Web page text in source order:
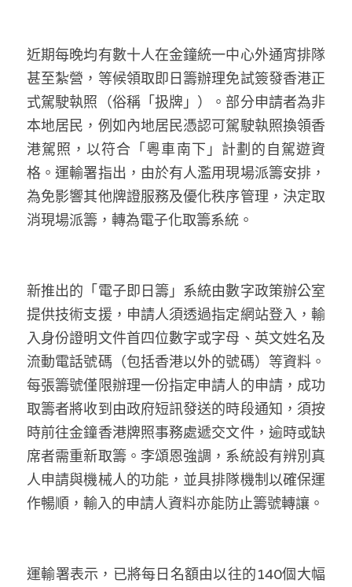
溫志倫專欄
汪明欣專欄
張美雄專欄
莊豪鋒專欄
香港科技專上書院｜專欄
近期每晚均有數十人在金鐘統一中心外通宵排隊
甚至紮營，等候領取即日籌辦理免試簽發香港正
式駕駛執照（俗稱「扱牌」）。部分申請者為非
本地居民，例如內地居民憑認可駕駛執照換領香
港駕照，以符合「粵車南下」計劃的自駕遊資
格。運輸署指出，由於有人濫用現場派籌安排，
為免影響其他牌證服務及優化秩序管理，決定取
消現場派籌，轉為電子化取籌系統。
新推出的「電子即日籌」系統由數字政策辦公室
提供技術支援，申請人須透過指定網站登入，輸
入身份證明文件首四位數字或字母、英文姓名及
流動電話號碼（包括香港以外的號碼）等資料。
每張籌號僅限辦理一份指定申請人的申請，成功
取籌者將收到由政府短訊發送的時段通知，須按
時前往金鐘香港牌照事務處遞交文件，逾時或缺
席者需重新取籌。李頌恩強調，系統設有辨別真
人申請與機械人的功能，並具排隊機制以確保運
作暢順，輸入的申請人資料亦能防止籌號轉讓。
運輸署表示，已將每日名額由以往的140個大幅